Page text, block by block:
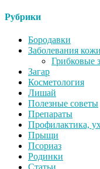
Рубрики
Бородавки
Заболевания кожи
Грибковые
Загар
Косметология
Лишай
Полезные советы
Препараты
Профилактика,
Прыщи
Псориаз
Родинки